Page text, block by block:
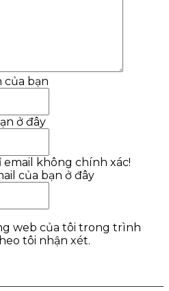
của bạn
ở đây
email không chính xác!
của bạn ở đây
web của tôi trong trình
tôi nhận xét.